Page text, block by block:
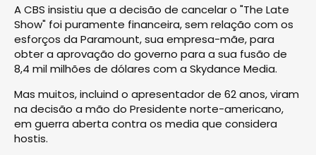
A CBS insistiu que a decisão de cancelar o "The Late
Show" foi puramente financeira, sem relação com os
esforços da Paramount, sua empresa-mãe, para
obter a aprovação do governo para a sua fusão de
8,4 mil milhões de dólares com a Skydance Media.
Mas muitos, incluind o apresentador de 62 anos, viram
na decisão a mão do Presidente norte-americano,
em guerra aberta contra os media que considera
hostis.